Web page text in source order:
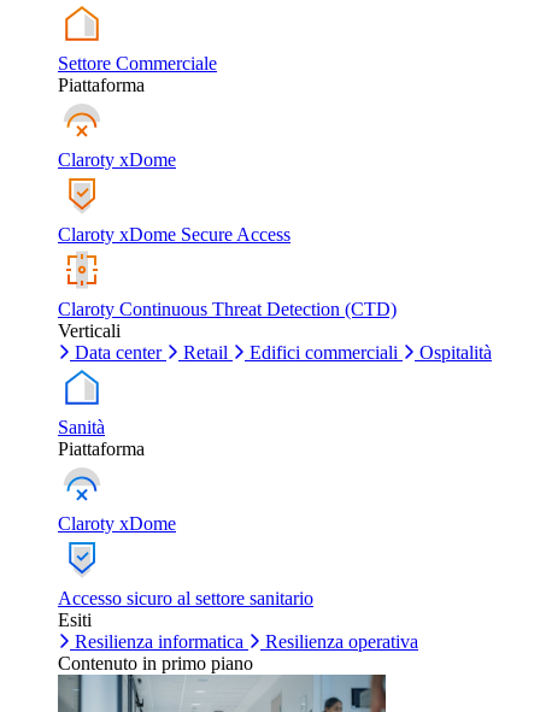
Settore Commerciale
Piattaforma
Claroty xDome
Claroty xDome Secure Access
Claroty Continuous Threat Detection (CTD)
Verticali
Data center
Retail Edifici commerciali Ospitalità
Sanità
Piattaforma
Claroty xDome
Accesso sicuro al settore sanitario
Esiti
Resilienza informatica
Resilienza operativa
Contenuto in primo piano